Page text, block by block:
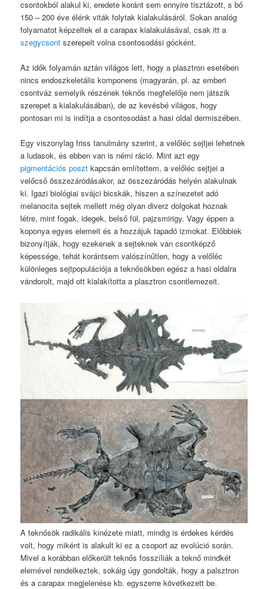
csontokból alakul ki, eredete koránt sem ennyire tisztázott, s bő
150 – 200 éve élénk viták folytak kialakulásáról. Sokan analóg
folyamatot képzeltek el a carapax kialakulásával, csak itt a
szegycsont szerepelt volna csontosodási gócként.
Az idők folyamán aztán világos lett, hogy a plasztron esetében
nincs endoszkeletális komponens (magyarán, pl. az emberi
csontváz semelyik részének teknős megfelelője nem játszik
szerepet a kialakulásában), de az kevésbé világos, hogy
pontosan mi is indítja a csontosodást a hasi oldal dermiszében.
Egy viszonylag friss tanulmány szerint, a velőléc sejtjei lehetnek
a ludasok, és ebben van is némi ráció. Mint azt egy
pigmentációs poszt kapcsán említettem, a velőléc sejtjei a
velőcső összezáródásakor, az összezáródás helyén alakulnak
ki. Igazi biológiai svájci bicskák, hiszen a színezetet adó
melanocita sejtek mellett még olyan diverz dolgokat hoznak
létre, mint fogak, idegek, belső fül, pajzsmirigy. Vagy éppen a
koponya egyes elemeit és a hozzájuk tapadó izmokat. Előbbiek
bizonyítják, hogy ezekenek a sejteknek van csontképző
képessége, tehát korántsem valószínűtlen, hogy a velőléc
különleges sejtpopulációja a teknősökben egész a hasi oldalra
vándorolt, majd ott kialakította a plasztron csontlemezeit.
A teknősök radikális kinézete miatt, mindig is érdekes kérdés
volt, hogy miként is alakult ki ez a csoport az evolúció során.
Mivel a korábban előkerült teknős fosszíliák a teknő mindkét
elemével rendelkeztek, sokáig úgy gondolták, hogy a palsztron
és a carapax megjelenése kb. egyszerre következett be.